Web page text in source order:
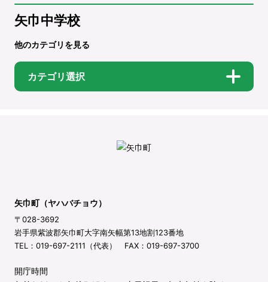
矢巾中学校
他のカテゴリを見る
カテゴリ選択
矢巾町（ヤハバチョウ）
〒028-3692
岩手県紫波郡矢巾町大字南矢幅第13地割123番地
TEL：019-697-2111（代表） FAX：019-697-3700
開庁時間